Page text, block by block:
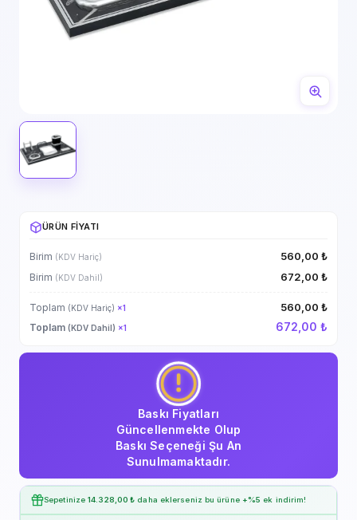
ÜRÜN FIYATI
Birim (KDV Hariç) 560,00 ₺
Birim (KDV Dahil) 672,00 ₺
Toplam (KDV Hariç) ×1 560,00 ₺
Toplam (KDV Dahil) ×1 672,00 ₺
Baskı Fiyatları
Güncellenmekte Olup
Baskı Seçeneği Şu An
Sunulmamaktadır.
Sepetinize14.328,00 ₺ daha eklerseniz bu ürüne +%5 ek indirim!